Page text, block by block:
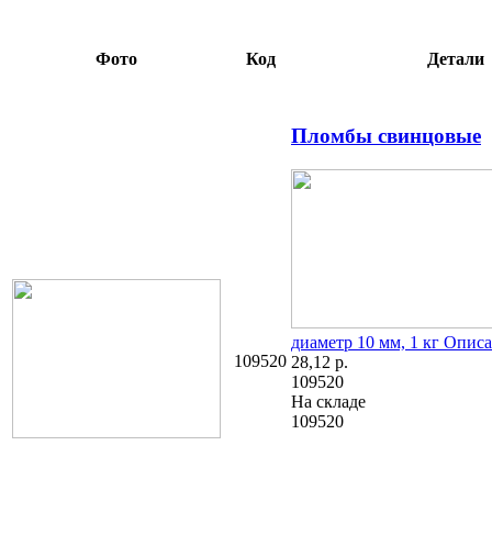
Фото Код Детали
109520
Пломбы свинцовые
диаметр 10 мм, 1 кг
28,12 р.
109520
На складе
109520